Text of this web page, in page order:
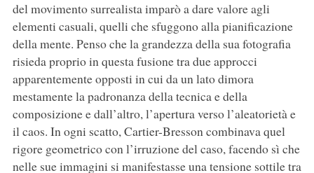
del movimento surrealista imparò a dare valore agli
elementi casuali, quelli che sfuggono alla pianificazione
della mente. Penso che la grandezza della sua fotografia
risieda proprio in questa fusione tra due approcci
apparentemente opposti in cui da un lato dimora
mestamente la padronanza della tecnica e della
composizione e dall’altro, l’apertura verso l’aleatorietà e
il caos. In ogni scatto, Cartier-Bresson combinava quel
rigore geometrico con l’irruzione del caso, facendo sì che
nelle sue immagini si manifestasse una tensione sottile tra